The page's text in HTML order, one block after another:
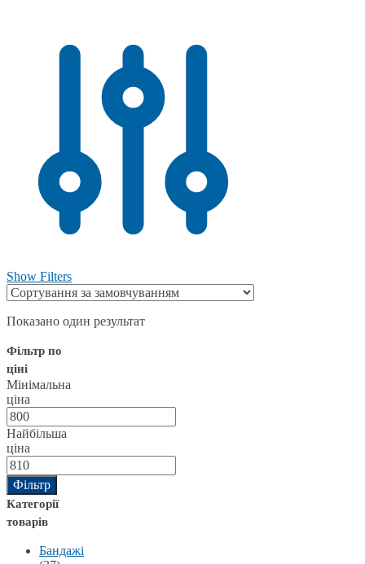
Show Filters
Показано один результат
Фільтр по
ціні
Мінімальна
ціна
Найбільша
ціна
Фільтр
Категорії
товарів
Бандажі